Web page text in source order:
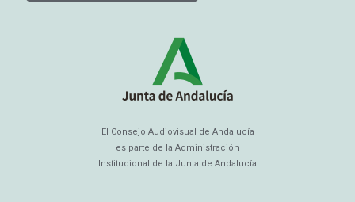
El Consejo Audiovisual de Andalucía
es parte de la Administración
Institucional de la Junta de Andalucía